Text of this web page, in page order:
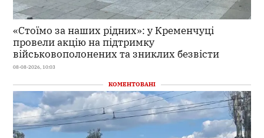
«Стоїмо за наших рідних»: у Кременчуці
провели акцію на підтримку
військовополонених та зниклих безвісти
08-08-2026, 10:03
КОМЕНТОВАНІ